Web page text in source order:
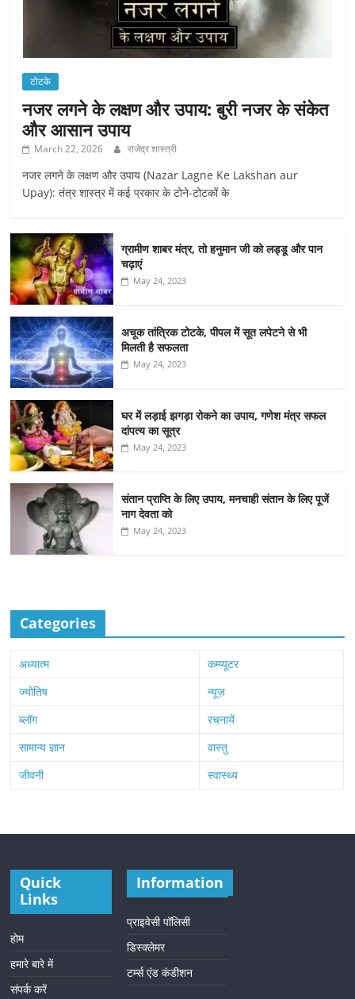
टोटके
नजर लगने के लक्षण और उपाय: बुरी नजर के संकेत
और आसान उपाय
March 22, 2026 राजेंद्र शास्त्री
नजर लगने के लक्षण और उपाय (Nazar Lagne Ke Lakshan aur
Upay): तंत्र शास्त्र में कई प्रकार के टोने-टोटकों के
ग्रामीण शाबर मंत्र, तो हनुमान जी को लड्डू और पान
चढ़ाएं
May 24, 2023
अचूक तांत्रिक टोटके, पीपल में सूत लपेटने से भी
मिलती है सफलता
May 24, 2023
घर में लड़ाई झगड़ा रोकने का उपाय, गणेश मंत्र सफल
दांपत्य का सूत्र
May 24, 2023
संतान प्राप्ति के लिए उपाय, मनचाही संतान के लिए पूजें
नाग देवता को
May 24, 2023
Categories
अध्यात्म
कम्प्यूटर
ज्योतिष
न्यूज़
ब्लॉग
रचनायें
सामान्य ज्ञान
वास्तु
जीवनी
स्वास्थ्य
Quick
Links
होम
हमारे बारे में
संपर्क करें
Information
प्राइवेसी पॉलिसी
डिस्क्लेमर
टर्म्स एंड कंडीशन